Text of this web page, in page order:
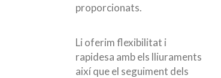
proporcionats.
Li oferim flexibilitat i
rapidesa amb els lliuraments
així que el seguiment dels